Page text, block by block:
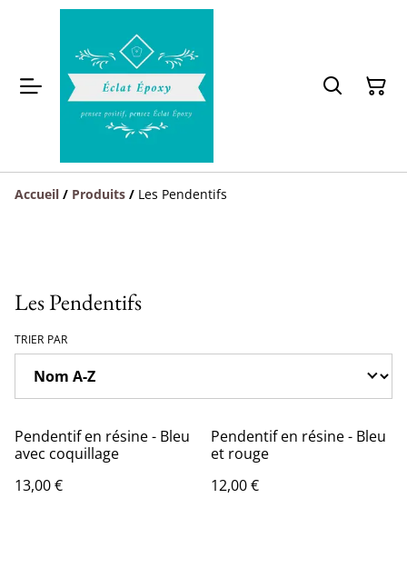
Accueil / Produits / Les Pendentifs
Les Pendentifs
TRIER PAR
Pendentif en résine - Bleu
avec coquillage
13,00 €
Pendentif en résine - Bleu
et rouge
12,00 €